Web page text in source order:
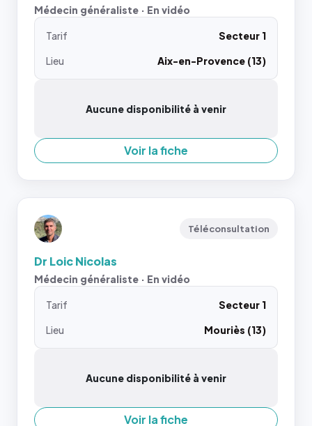
Médecin généraliste · En vidéo
Tarif
Secteur 1
Lieu
Aix-en-Provence (13)
Aucune disponibilité à venir
Voir la fiche
Téléconsultation
Dr Loic Nicolas
Médecin généraliste · En vidéo
Tarif
Secteur 1
Lieu
Mouriès (13)
Aucune disponibilité à venir
Voir la fiche